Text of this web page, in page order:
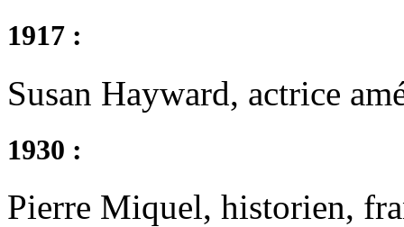
1917 :
Susan Hayward, actrice
1930 :
Pierre Miquel, historien,